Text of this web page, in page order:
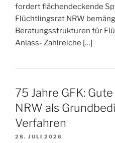
fordert flächendeckende
Flüchtlingsrat NRW
Beratungsstrukturen für
Anlass- Zahlreiche […]
75 Jahre GFK:
NRW als
Verfahren
28. JULI 2026